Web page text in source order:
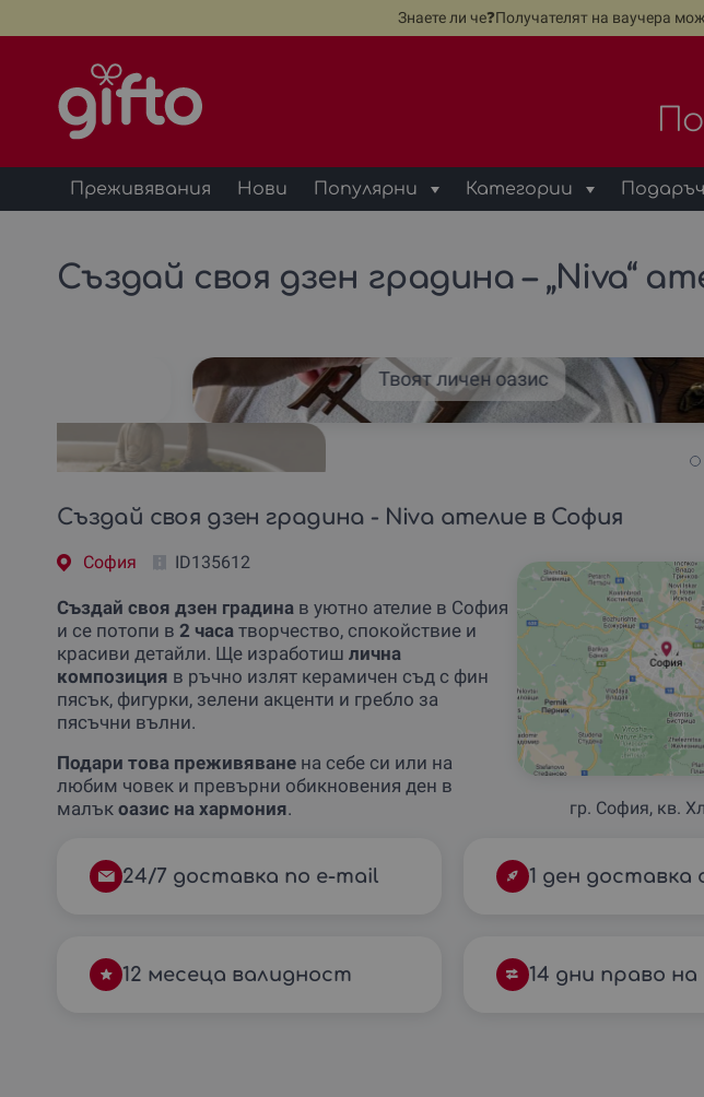
Знаете ли че❓Получателят на ваучера
Преживявания Нови Популярни Категории
Създай своя дзен градина – „Niva“
Твоят личен оазис
Създай своя дзен градина - Niva ателие в София
София ID135612
гр. София, кв.
Създай своя дзен градина в уютно ателие в София
и се потопи в 2 часа творчество, спокойствие и
красиви детайли. Ще изработиш лична
композиция в ръчно излят керамичен съд с фин
пясък, фигурки, зелени акценти и гребло за
пясъчни вълни.
Подари това преживяване на себе си или на
любим човек и превърни обикновения ден в
малък оазис на хармония.
24/7 доставка по e-mail 1 ден доставка
12 месеца валидност 14 дни право